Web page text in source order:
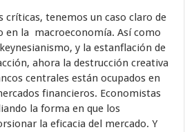
críticas, tenemos un caso claro de
en la macroeconomía. Así como
y la estanflación de
ahora la destrucción creativa
centrales están ocupados en
financieros. Economistas
la forma en que los
la eficacia del mercado. Y